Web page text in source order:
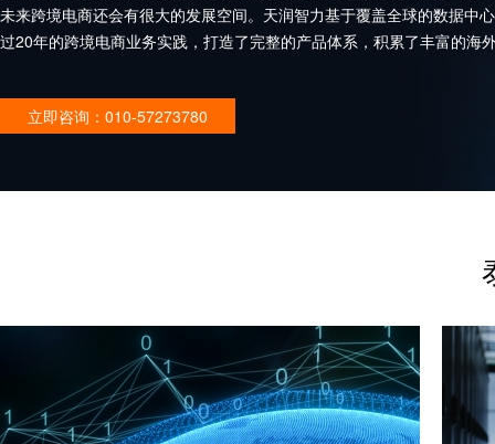
未来跨境电商还会有很大的发展空间。天润智力基于覆盖全球的数据中
过20年的跨境电商业务实践，打造了完整的产品体系，积累了丰富的海
立即咨询：010-57273780